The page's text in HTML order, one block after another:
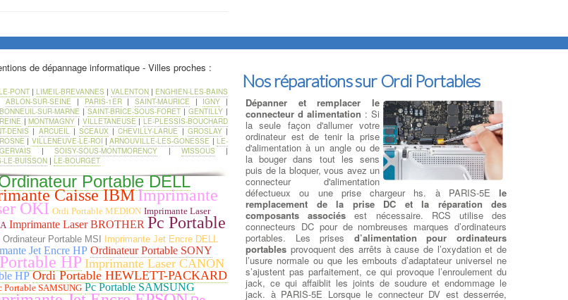
de dépannage informatique - Villes proches :
PONT | LIMEIL-BREVANNES | VALENTON | ENGHIEN-LES-BAINS
ABLON-SUR-SEINE | PARIS-1ER| SAINT-MAURICE | IGNY |
BONNEUIL-SUR-MARNE | SAINT-BRICE-SOUS-FORET | GENTILLY |
|MONTMAGNY | VILLETANEUSE |LE-PLESSIS-BOUCHARD
DENIS | ARCUEIL|SCEAUX |CHEVILLY-LARUE | GROSLAY|
| VILLENEUVE-LE-ROI |ARNOUVILLE-LES-GONESSE | LE-
|SOISY-SOUS-MONTMORENCY | WISSOUS |
LE-BUISSON | LE-BOURGET
Portable DELL
Caisse IBMImprimante
OKI Ordi Portable MEDION Imprimante Laser
Imprimante Laser BROTHER Pc Portable
Ordinateur Portable MSI Imprimante Jet Encre DELL
Jet Encre HP Ordinateur Portable SONY
HP Imprimante Laser CANON
HP Ordi Portable HEWLETT-PACKARD
Portable SAMSUNG Pc Portable SAMSUNG
Nos réparations sur Ordi Portables
Dépanner et remplacer le
connecteur d alimentation : Si
la seule façon d'allumer votre
ordinateur est de tenir la prise
d'alimentation à un angle ou de
la bouger dans tout les sens
puis de la bloquer, vous avez un
connecteur d'alimentation
défectueux ou une prise chargeur hs. à PARIS-5E le
remplacement de la prise DC et la réparation des
composants associés est nécessaire. RCS utilise des
connecteurs DC pour de nombreuses marques d’ordinateurs
portables. Les prises d’alimentation pour ordinateurs
portables provoquent des arrêts à cause de l’oxydation et de
l’usure normale ou que les embouts d’adaptateur universel ne
s’ajustent pas parfaitement, ce qui provoque l’enroulement du
jack, ce qui affaiblit les joints de soudure et endommage le
jack. à PARIS-5E Lorsque le connecteur DV est desserrée,